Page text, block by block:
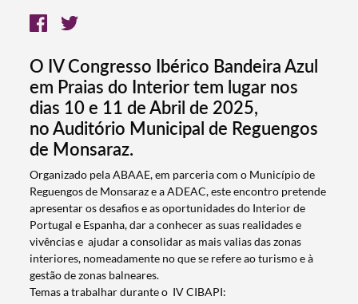
O IV Congresso Ibérico Bandeira Azul
em Praias do Interior tem lugar nos
dias 10 e 11 de Abril de 2025,
no Auditório Municipal de Reguengos
de Monsaraz.
Organizado pela ABAAE, em parceria com o Município de
Reguengos de Monsaraz e a ADEAC, este encontro pretende
apresentar os desafios e as oportunidades do Interior de
Portugal e Espanha, dar a conhecer as suas realidades e
vivências e ajudar a consolidar as mais valias das zonas
interiores, nomeadamente no que se refere ao turismo e à
gestão de zonas balneares.
Temas a trabalhar durante o IV CIBAPI: